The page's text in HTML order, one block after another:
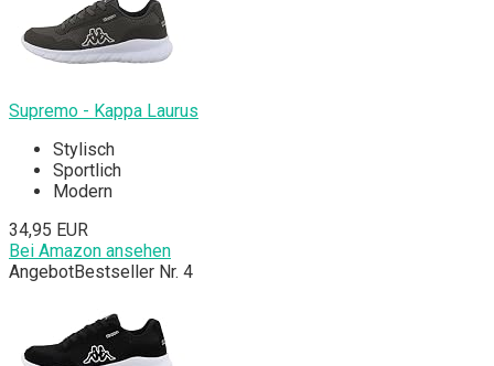
Supremo - Kappa Laurus
Stylisch
Sportlich
Modern
34,95 EUR
Bei Amazon ansehen
AngebotBestseller Nr. 4